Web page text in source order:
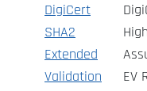
DigiCert
SHA2
Extended
Validation
High
EV